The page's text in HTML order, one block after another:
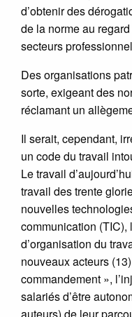
d’obtenir des
de la norme au
secteurs
Des organisations
sorte, exigeant des
réclamant un
Il serait, cependant,
un code du travail
Le travail
travail des trente
nouvelles
communication
d’organisation du
nouveaux acteurs
commandement »,
salariés d’être
auteurs) de leur